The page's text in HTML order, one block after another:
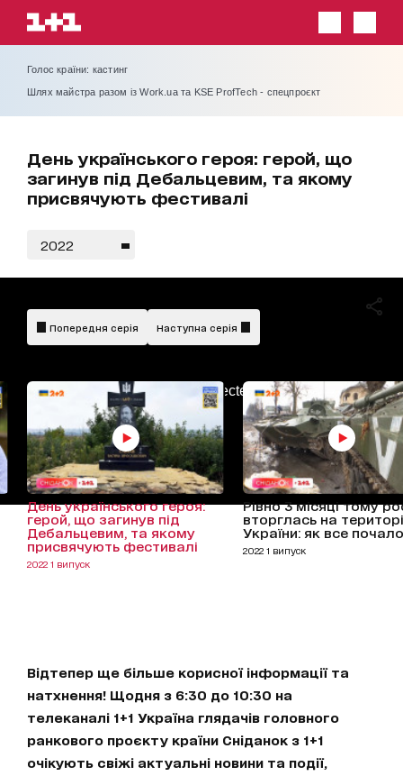
Голос країни: кастинг
Шлях майстра разом із Work.ua та KSE ProfTech - спецпроєкт
День українського героя: герой, що
загинув під Дебальцевим, та якому
присвячують фестивалі
2022
AdBlockDetected!
Попередня серія Наступна серія
День українського героя:
герой, що загинув під
Дебальцевим, та якому
присвячують фестивалі
2022 1 випуск
Рівно 3 місяці тому
вторглась на
України: як все
2022 1 випуск
Відтепер ще більше корисної інформації та
натхнення! Щодня з 6:30 до 10:30 на
телеканалі 1+1 Україна глядачів головного
ранкового проєкту країни Сніданок з 1+1
очікують свіжі актуальні новини та події,